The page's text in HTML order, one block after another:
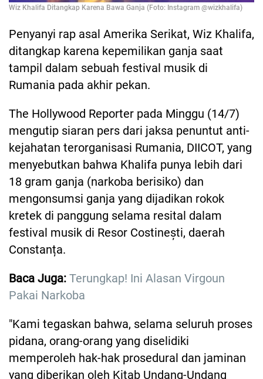
Wiz Khalifa Ditangkap Karena Bawa Ganja (Foto: Instagram @wizkhalifa)
Penyanyi rap asal Amerika Serikat, Wiz Khalifa,
ditangkap karena kepemilikan ganja saat
tampil dalam sebuah festival musik di
Rumania pada akhir pekan.
The Hollywood Reporter pada Minggu (14/7)
mengutip siaran pers dari jaksa penuntut anti-
kejahatan terorganisasi Rumania, DIICOT, yang
menyebutkan bahwa Khalifa punya lebih dari
18 gram ganja (narkoba berisiko) dan
mengonsumsi ganja yang dijadikan rokok
kretek di panggung selama resital dalam
festival musik di Resor Costinești, daerah
Constanța.
Baca Juga: Terungkap! Ini Alasan Virgoun
Pakai Narkoba
"Kami tegaskan bahwa, selama seluruh proses
pidana, orang-orang yang diselidiki
memperoleh hak-hak prosedural dan jaminan
yang diberikan oleh Kitab Undang-Undang